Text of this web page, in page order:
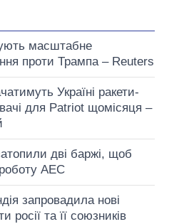
масштабне
проти Трампа – Reuters
Україні ракети-
для Patriot щомісяця –
дві баржі, щоб
АЕС
запровадила нові
росії та її союзників